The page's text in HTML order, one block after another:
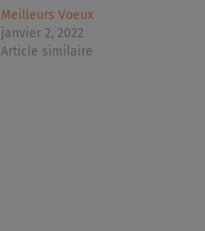
Meilleurs Voeux
janvier 2, 2022
Article similaire